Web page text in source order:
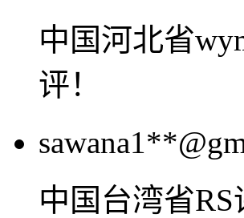
中国河北省
评！
中国台湾省